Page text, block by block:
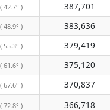
( 42.7° ) 387,701
( 48.9° ) 383,636
( 55.3° ) 379,419
( 61.6° ) 375,120
( 67.6° ) 370,837
( 72.8° ) 366,718